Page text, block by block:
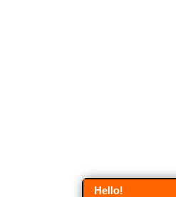
Hello!